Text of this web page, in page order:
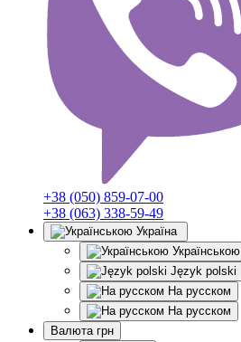
+38 (050) 859-07-00
+38 (063) 338-59-49
Україна
Українською
Język polski
На русском
На русском
Валюта грн